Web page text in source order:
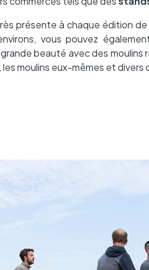
présente à chaque édition
vous pouvez
beauté avec des
moulins eux-mêmes et